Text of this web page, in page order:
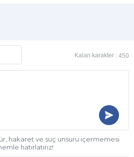
Kalan karakter : 450
hakaret ve suç unsuru içermemesi
hatırlatırız!